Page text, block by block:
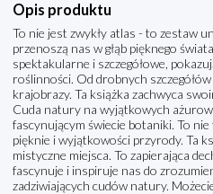
Opis produktu
To nie jest zwykły atlas - to zestaw
przenoszą nas w głąb pięknego
spektakularne i szczegółowe,
roślinności. Od drobnych
krajobrazy. Ta książka zachwyca
Cuda natury na wyjątkowych
fascynującym świecie botaniki. To
pięknie i wyjątkowości przyrody. Ta
mistyczne miejsca. To zapierająca
fascynuje i inspiruje nas do
zadziwiających cudów natury.